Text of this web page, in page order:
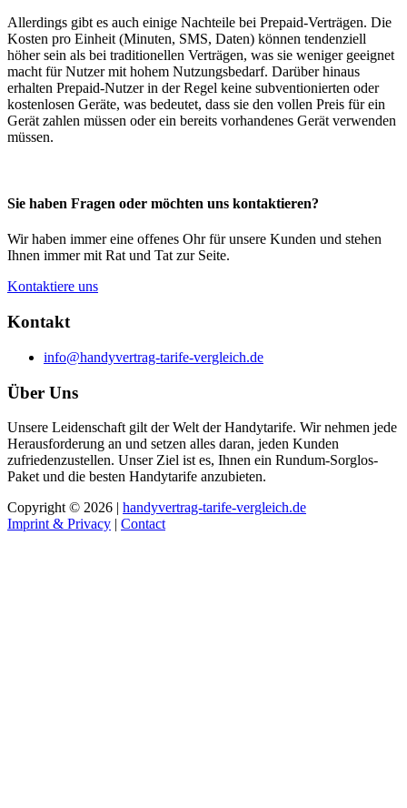
Allerdings gibt es auch einige Nachteile bei Prepaid-Verträgen. Die
Kosten pro Einheit (Minuten, SMS, Daten) können tendenziell
höher sein als bei traditionellen Verträgen, was sie weniger geeignet
macht für Nutzer mit hohem Nutzungsbedarf. Darüber hinaus
erhalten Prepaid-Nutzer in der Regel keine subventionierten oder
kostenlosen Geräte, was bedeutet, dass sie den vollen Preis für ein
Gerät zahlen müssen oder ein bereits vorhandenes Gerät verwenden
müssen.
Sie haben Fragen oder möchten uns kontaktieren?
Wir haben immer eine offenes Ohr für unsere Kunden und stehen
Ihnen immer mit Rat und Tat zur Seite.
Kontaktiere uns
Kontakt
info@handyvertrag-tarife-vergleich.de
Über Uns
Unsere Leidenschaft gilt der Welt der Handytarife. Wir nehmen jede
Herausforderung an und setzen alles daran, jeden Kunden
zufriedenzustellen. Unser Ziel ist es, Ihnen ein Rundum-Sorglos-
Paket und die besten Handytarife anzubieten.
Copyright © 2026 | handyvertrag-tarife-vergleich.de
Imprint & Privacy | Contact